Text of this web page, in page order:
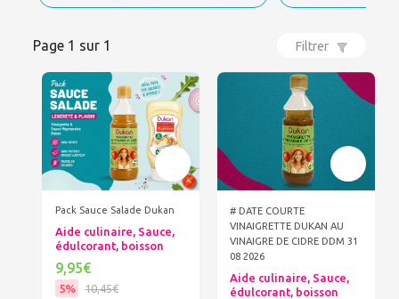
Page 1 sur 1 Filtrer
Pack Sauce Salade Dukan
Aide culinaire, Sauce,
édulcorant, boisson
9,95€
5% 10,45€
# DATE COURTE
VINAIGRETTE DUKAN AU
VINAIGRE DE CIDRE DDM 31
08 2026
Aide culinaire, Sauce,
édulcorant, boisson